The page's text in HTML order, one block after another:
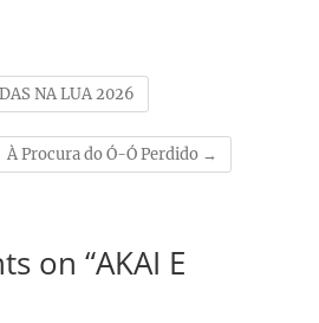
NA LUA 2026
À Procura do Ó-Ó Perdido →
on “AKAI E